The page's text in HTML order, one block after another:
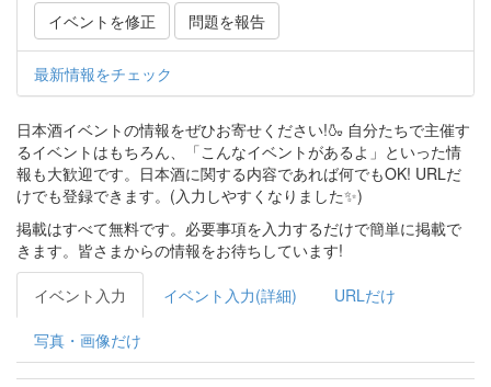
イベントを修正 問題を報告
最新情報をチェック
日本酒イベントの情報をぜひお寄せください!🍶 自分たちで主催す
るイベントはもちろん、「こんなイベントがあるよ」といった情
報も大歓迎です。日本酒に関する内容であれば何でもOK! URLだ
けでも登録できます。(入力しやすくなりました✨)
掲載はすべて無料です。必要事項を入力するだけで簡単に掲載で
きます。皆さまからの情報をお待ちしています!
イベント入力 イベント入力(詳細) URLだけ
写真・画像だけ